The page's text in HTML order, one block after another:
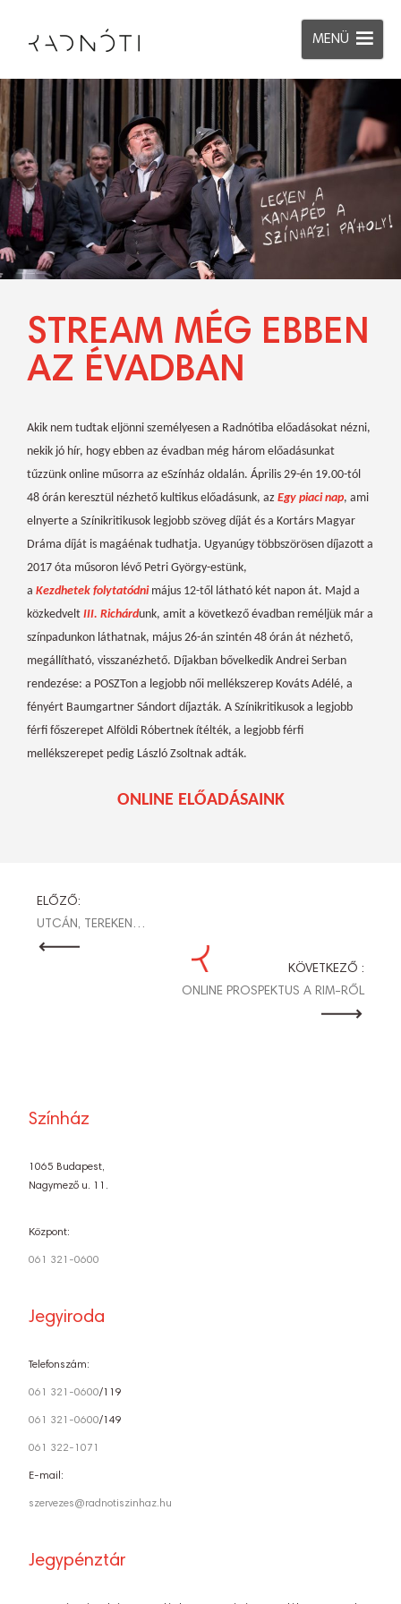
MENÜ
STREAM MÉG EBBEN
AZ ÉVADBAN
Akik nem tudtak eljönni személyesen a Radnótiba előadásokat nézni,
nekik jó hír, hogy ebben az évadban még három előadásunkat
tűzzünk online műsorra az eSzínház oldalán. Április 29-én 19.00-tól
48 órán keresztül nézhető kultikus előadásunk, az Egy piaci nap, ami
elnyerte a Színikritikusok legjobb szöveg díját és a Kortárs Magyar
Dráma díját is magáénak tudhatja. Ugyanúgy többszörösen díjazott a
2017 óta műsoron lévő Petri György-estünk,
a Kezdhetek folytatódni május 12-től látható két napon át. Majd a
közkedvelt III. Richárdunk, amit a következő évadban reméljük már a
színpadunkon láthatnak, május 26-án szintén 48 órán át nézhető,
megállítható, visszanézhető. Díjakban bővelkedik Andrei Serban
rendezése: a POSZTon a legjobb női mellékszerep Kováts Adélé, a
fényért Baumgartner Sándort díjazták. A Színikritikusok a legjobb
férfi főszerepet Alföldi Róbertnek ítélték, a legjobb férfi
mellékszerepet pedig László Zsoltnak adták.
ONLINE ELŐADÁSAINK
BEJEGYZÉS
NAVIGÁCIÓ
ELŐZŐ:
UTCÁN, TEREKEN…
KÖVETKEZŐ :
ONLINE PROSPEKTUS A RIM-RŐL
Színház
1065 Budapest,
Nagymező u. 11.
Központ:
061 321-0600
Jegyiroda
Telefonszám:
061 321-0600/119
061 321-0600/149
061 322-1071
E-mail:
szervezes@radnotiszinhaz.hu
Jegypénztár